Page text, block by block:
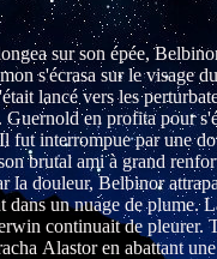
sur son épée,
s'écrasa sur le visage
lancé vers les
en profita pour
fut interrompue par une
brutal ami à grand
la douleur, Belbinor
dans un nuage de plume.
continuait de pleurer.
Alastor en abattant